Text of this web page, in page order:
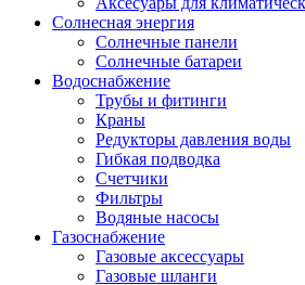
Солнесная энергия
Cолнечные панели
Солнечные батареи
Водоснабжение
Трубы и фитинги
Краны
Редукторы давления воды
Гибкая подводка
Счетчики
Фильтры
Водяные насосы
Газоснабжение
Газовые аксессуары
Газовые шланги